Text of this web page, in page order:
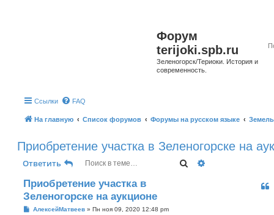
Форум
terijoki.spb.ru
Зеленогорск/Териоки. История и
современность.
Ссылки FAQ
На главную Список форумов Форумы на русском языке
Приобретение участка в Зеленогорске на
Ответить Поиск
Приобретение участка в
Зеленогорске на аукционе
САлексейМатвеев» Пн ноя 09, 2020 12:48 pm